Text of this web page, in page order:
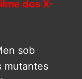
dos X-
sob
mutantes